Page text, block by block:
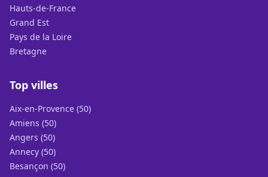
Hauts-de-France
Grand Est
Pays de la Loire
Bretagne
Top villes
Aix-en-Provence (50)
Amiens (50)
Angers (50)
Annecy (50)
Besançon (50)